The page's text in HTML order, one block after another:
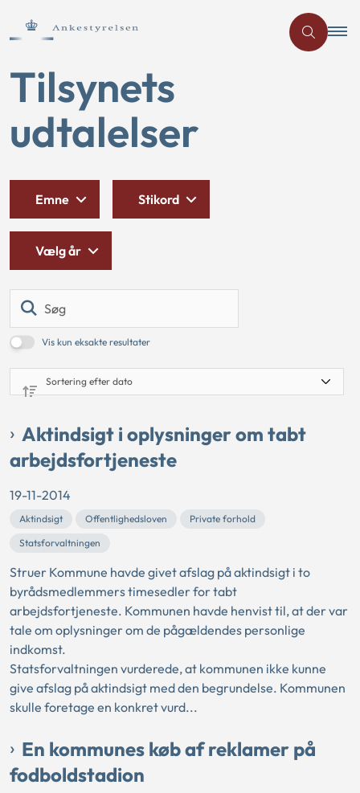
Tilsynets
udtalelser
Vis kun eksakte resultater
Emne Stikord
Vælg år
Aktindsigt i oplysninger om tabt
arbejdsfortjeneste
19-11-2014
Aktindsigt Offentlighedsloven
Private forhold
Statsforvaltningen
Struer Kommune havde givet afslag på aktindsigt i to
byrådsmedlemmers timesedler for tabt
arbejdsfortjeneste. Kommunen havde henvist til, at der var
tale om oplysninger om de pågældendes personlige
indkomst.
Statsforvaltningen vurderede, at kommunen ikke kunne
give afslag på aktindsigt med den begrundelse. Kommunen
skulle foretage en konkret vurd...
En kommunes køb af reklamer på
fodboldstadion